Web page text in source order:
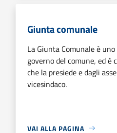
Giunta comunale
La Giunta Comunale è
governo del comune, ed è
che la presiede e dagli
vicesindaco.
VAI ALLA PAGINA